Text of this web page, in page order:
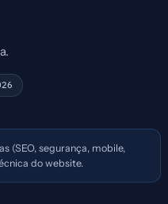
(SEO, segurança, mobile,
do website.